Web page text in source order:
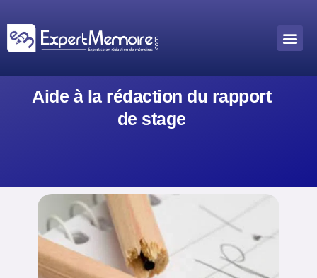
au
contenu
Aide à la rédaction du rapport
de stage